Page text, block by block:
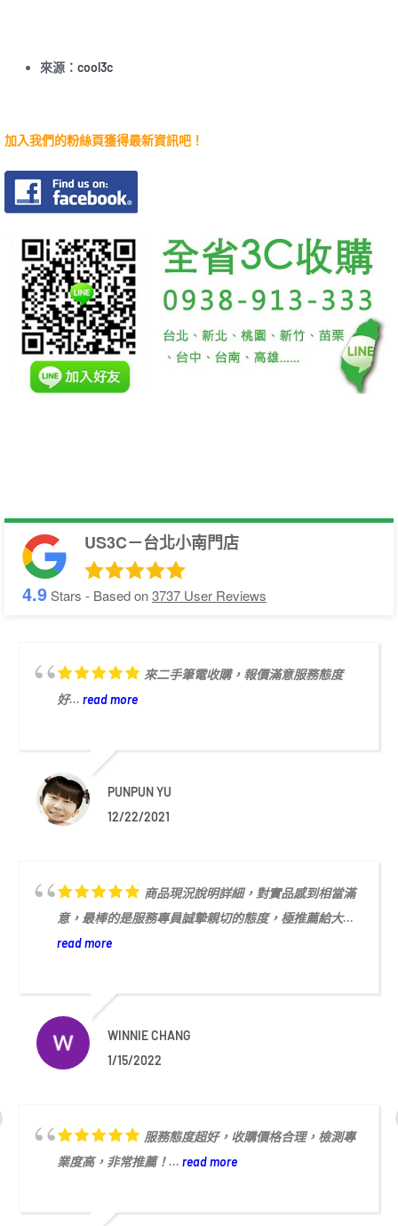
來源： cool3c
加入我們的粉絲頁獲得最新資訊吧！
US3C－台北小南門店
4.9Stars - Based on3737 User Reviews
來二手筆電收購，報價滿意服務態度
好... read more
PUNPUN YU
12/22/2021
商品現況說明詳細，對實品感到相當滿
意，最棒的是服務專員誠摯親切的態度，極推薦給大...
read more
WINNIE CHANG
1/15/2022
服務態度超好，收購價格合理，檢測專
業度高，非常推薦！... read more